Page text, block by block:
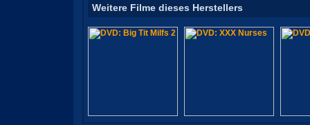
Weitere Filme dieses Herstellers